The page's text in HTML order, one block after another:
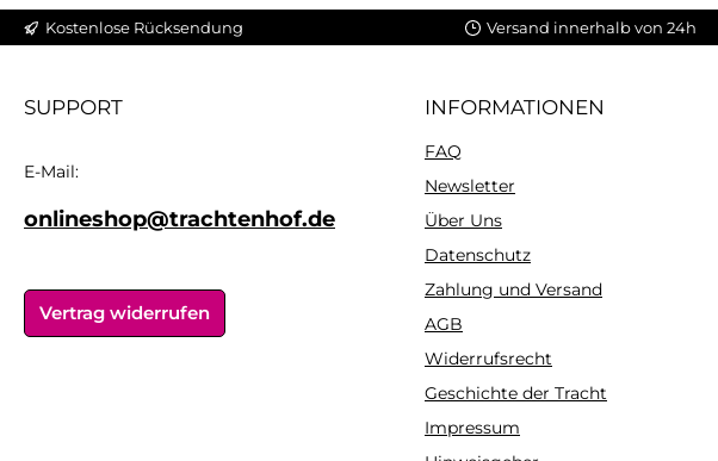
Kostenlose Rücksendung Versand innerhalb von 24h
SUPPORT
E-Mail:
onlineshop@trachtenhof.de
Vertrag widerrufen
INFORMATIONEN
FAQ
Newsletter
Über Uns
Datenschutz
Zahlung und Versand
AGB
Widerrufsrecht
Geschichte der Tracht
Impressum